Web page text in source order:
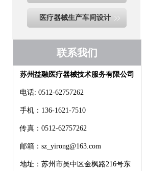
医疗器械生产车间设计
联系我们
苏州益融医疗器械技术服务有限公司
电话: 0512-62757262
手机：136-1621-7510
传真：0512-62757262
邮箱：sz_yirong@163.com
地址：苏州市吴中区金枫路216号东